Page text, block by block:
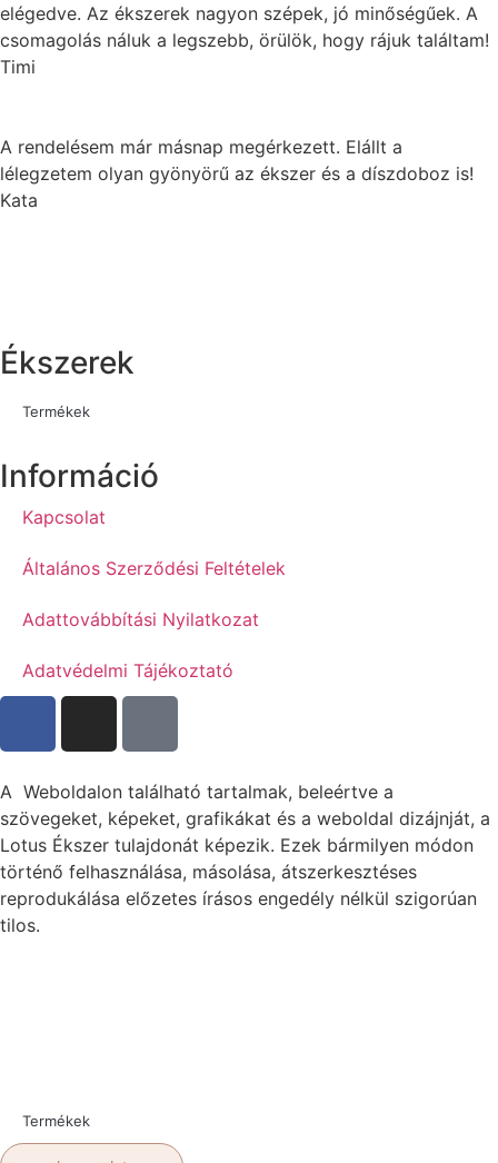
elégedve. Az ékszerek nagyon szépek, jó minőségűek. A
csomagolás náluk a legszebb, örülök, hogy rájuk találtam!
Timi
A rendelésem már másnap megérkezett. Elállt a
lélegzetem olyan gyönyörű az ékszer és a díszdoboz is!
Kata
Ékszerek
Termékek
Információ
Kapcsolat
Általános Szerződési Feltételek
Adattovábbítási Nyilatkozat
Adatvédelmi Tájékoztató
A Weboldalon található tartalmak, beleértve a
szövegeket, képeket, grafikákat és a weboldal dizájnját, a
Lotus Ékszer tulajdonát képezik. Ezek bármilyen módon
történő felhasználása, másolása, átszerkesztéses
reprodukálása előzetes írásos engedély nélkül szigorúan
tilos.
Termékek